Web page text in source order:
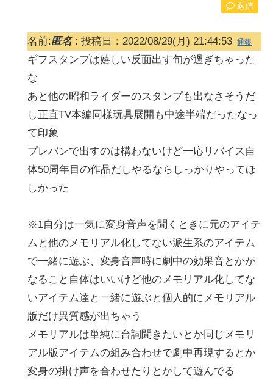
返信
名前:匿名: 投稿日：2022/08/29(月) 21:44:53 通報
ギフスタンプは嬉しい反面出す旬が過ぎちゃった
な
あと他の昭和ライダーのスタンプも出なさそうだ
し正直TV本編同様玩具展開も中途半端だったなっ
て印象
プレバンで出すのは構わないけど一応リバイス自
体50周年目の作品だしやるならしっかりやってほ
しかった
※1自分は一気に変身音声を聞くときに元のアイテ
ムと他のメモリアル化してない派生系のアイテム
で一緒に遊ぶ、変身音声時に劇中の効果音とかが
なること自体はいいけど他のメモリアル化してな
いアイテム達と一緒に遊ぶと個人的にメモリアル
版だけ異質感が出ちゃう
メモリアルは単純に台詞聞きたいとか同じメモリ
アル版アイテムの組み合わせで劇中再現するとか
変身の掛け声を合わせたりとかして遊んでる